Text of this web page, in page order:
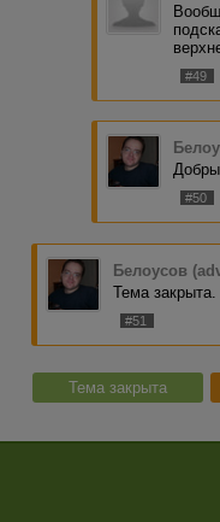
#49
#50
Белоусов
Тема
#51
Тема закрыта